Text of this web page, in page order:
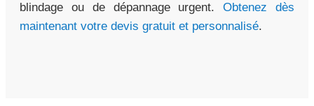
blindage ou de dépannage urgent.Obtenez dès
maintenant votre devis gratuit et personnalisé.